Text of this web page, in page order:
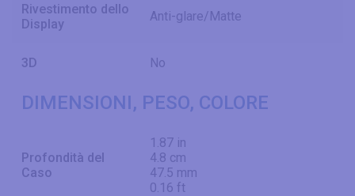
Rivestimento dello
Display
Anti-glare/Matte
3D No
DIMENSIONI, PESO, COLORE
Profondità del
Caso
1.87 in
4.8 cm
47.5 mm
0.16 ft